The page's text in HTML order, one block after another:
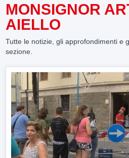
MONSIGNOR
AIELLO
Tutte le notizie, gli approfondimenti e
sezione.